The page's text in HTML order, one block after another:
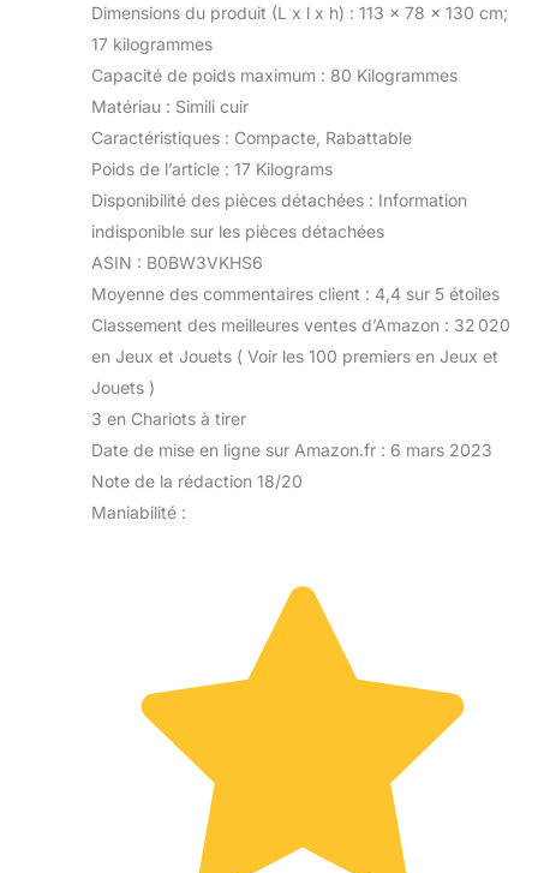
Dimensions du produit (L x l x h) : 113 x 78 x 130 cm;
17 kilogrammes
Capacité de poids maximum : 80 Kilogrammes
Matériau : Simili cuir
Caractéristiques : Compacte, Rabattable
Poids de l’article : 17 Kilograms
Disponibilité des pièces détachées : Information
indisponible sur les pièces détachées
ASIN : B0BW3VKHS6
Moyenne des commentaires client : 4,4 sur 5 étoiles
Classement des meilleures ventes d’Amazon : 32 020
en Jeux et Jouets ( Voir les 100 premiers en Jeux et
Jouets )
3 en Chariots à tirer
Date de mise en ligne sur Amazon.fr : 6 mars 2023
Note de la rédaction 18/20
Maniabilité :